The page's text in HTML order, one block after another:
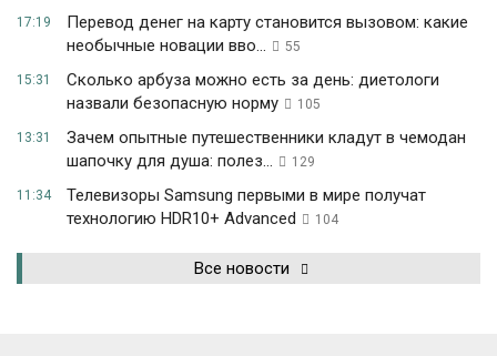
17:19
Перевод денег на карту становится вызовом: какие
необычные новации вво...
55
15:31
Сколько арбуза можно есть за день: диетологи
назвали безопасную норму
105
13:31
Зачем опытные путешественники кладут в чемодан
шапочку для душа: полез...
129
11:34
Телевизоры Samsung первыми в мире получат
технологию HDR10+ Advanced
104
Все новости